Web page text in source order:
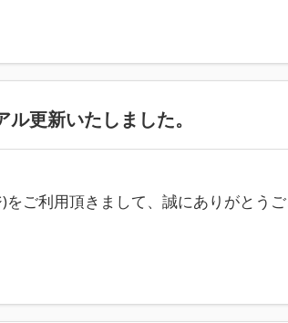
ル更新いたしました。
ご利用頂きまして、誠にありがとうご